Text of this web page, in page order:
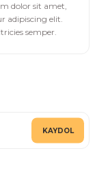
dolor sit amet,
adipiscing elit.
semper.
KAYDOL